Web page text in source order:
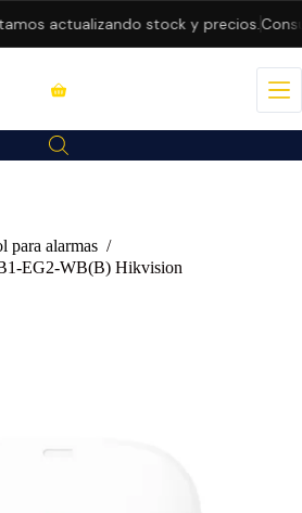
actualizando stock y precios.
para alarmas /
EG2-WB(B) Hikvision